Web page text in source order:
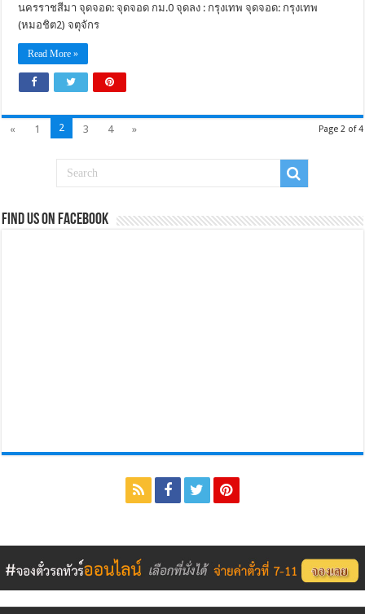
นครราชสีมา จุดจอด: จุดจอด กม.0 จุดลง : กรุงเทพ จุดจอด: กรุงเทพ
(หมอชิต2) จตุจักร
Read More »
Page 2 of 4
« 1 2 3 4 »
Find us on Facebook